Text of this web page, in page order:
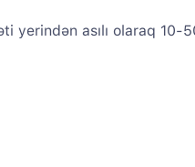
yerindən asılı olaraq 10-